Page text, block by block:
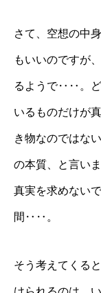
さて、空想の中
もいいのですが
るようで‥‥。ど
いるものだけが
き物なのではな
の本質、と言い
真実を求めない
間‥‥。
そう考えてくる